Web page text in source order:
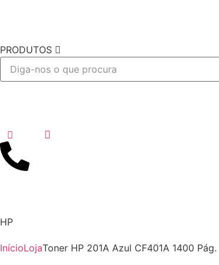
PRODUTOS
HP
InícioLojaToner HP 201A Azul CF401A 1400 Pág.